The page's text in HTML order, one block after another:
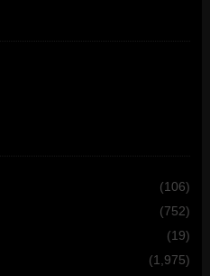
(106)
(752)
(19)
(1,975)